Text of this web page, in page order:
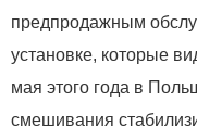
предпродажным
установке, которые
мая этого года в
смешивания